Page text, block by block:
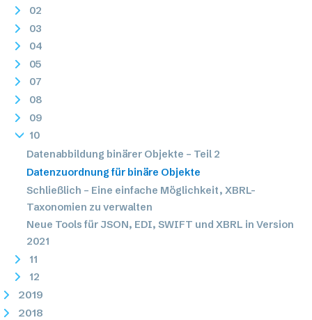
02
03
04
05
07
08
09
10
Datenabbildung binärer Objekte – Teil 2
Datenzuordnung für binäre Objekte
Schließlich – Eine einfache Möglichkeit, XBRL-
Taxonomien zu verwalten
Neue Tools für JSON, EDI, SWIFT und XBRL in Version
2021
11
12
2019
2018